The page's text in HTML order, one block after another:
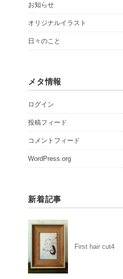
お知らせ
オリジナルイラスト
日々のこと
メタ情報
ログイン
投稿フィード
コメントフィード
WordPress.org
新着記事
First hair cut4